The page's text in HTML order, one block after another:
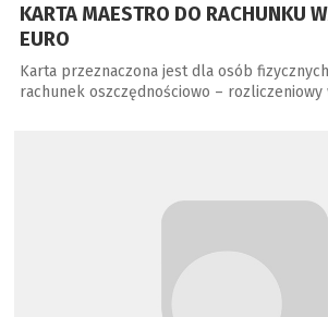
KARTA MAESTRO DO RACHUNKU
EURO
Karta przeznaczona jest dla osób
rachunek oszczędnościowo – rozliczeniowy